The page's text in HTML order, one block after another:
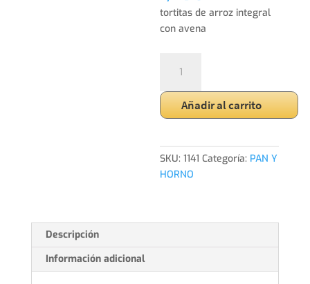
tortitas de arroz integral
con avena
ARROZ
AVENA
cantidadAñadir al carrito
SKU:1141 Categoría: PAN Y
HORNO
Descripción
Información adicional